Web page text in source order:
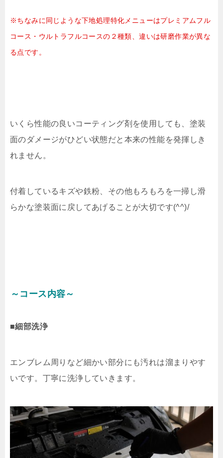
※ちなみに同じような下地処理特化メニューはプレミアムフル
コース・ウルトラフルコースの２種類、違いは研磨作業が異な
る点です。
いくら性能の良いコーティング剤を使用しても、塗装
面のダメージがひどい状態だと本来の性能を発揮しき
れません。
付着しているキズや鉄粉、その他もろもろを一掃し滑
らかな塗装面に戻してあげることが大切です(^^)/
～コース内容～
■細部洗浄
エンブレム周りなど細かい部分にも汚れは溜まりやす
いです。丁寧に洗浄していきます。